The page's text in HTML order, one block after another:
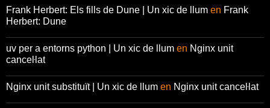
Frank Herbert: Els fills de Dune | Un xic de llum en Frank
Herbert: Dune
uv per a entorns python | Un xic de llum en Nginx unit
canceŀlat
Nginx unit substituït | Un xic de llum en Nginx unit canceŀlat